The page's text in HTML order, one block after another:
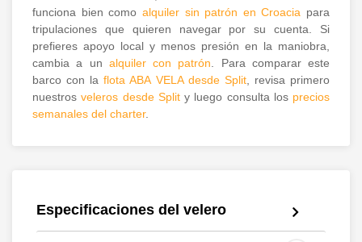
funciona bien como alquiler sin patrón en Croacia para
tripulaciones que quieren navegar por su cuenta. Si
prefieres apoyo local y menos presión en la maniobra,
cambia a un alquiler con patrón . Para comparar este
barco con laflota ABA VELA desde Split, revisa primero
nuestrosveleros desde Splity luego consulta los precios
semanales del charter.
Especificaciones del velero